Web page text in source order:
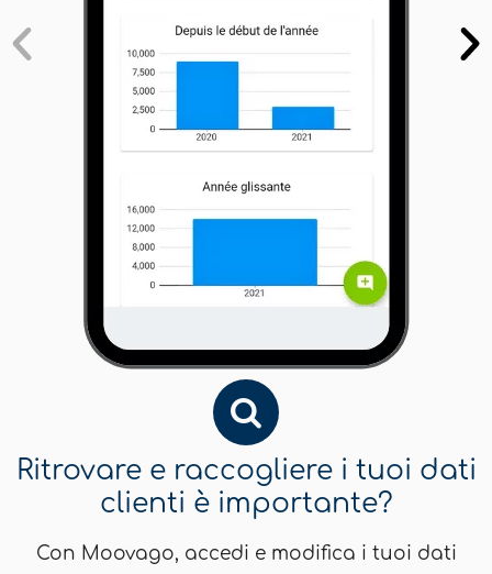
Ritrovare e raccogliere i tuoi dati
clienti è importante?
Con Moovago, accedi e modifica i tuoi dati